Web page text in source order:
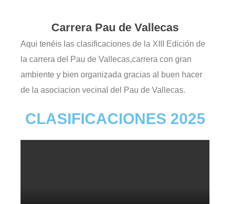
Carrera Pau de Vallecas
Aqui tenéis las clasificaciones de la XIII Edición de
la carrera del Pau de Vallecas,carrera con gran
ambiente y bien organizada gracias al buen hacer
de la asociacion vecinal del Pau de Vallecas.
CLASIFICACIONES 2025